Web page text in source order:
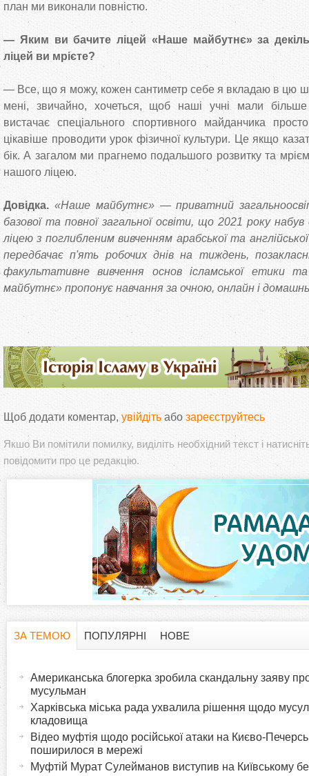
план ми виконали повністю.
— Яким ви бачите ліцей «Наше майбутнє» за
ліцей ви мрієте?
— Все, що я можу, кожен сантиметр себе я вкладаю в цю
мені, звичайно, хочеться, щоб наші учні мали
вистачає спеціального спортивного майданчика
цікавіше проводити урок фізичної культури. Це якщо
бік. А загалом ми прагнемо подальшого розвитку та
нашого ліцею.
Довідка. «Наше майбутнє» — приватний
базової та повної загальної освіти, що 2021 року
ліцею з поглибленим вивченням арабської та
передбачає п'ять робочих днів на тиждень,
факультативне вивчення основ ісламської етики
майбутнє» пропонує навчання за очною, онлайн і
Щоб додати коментар, увійдіть абозареєструйтесь
Якшо Ви помітили помилку, виділіть необхідний текст і
повідомити про це редакцію.
ЗА ТЕМОЮ
ПОПУЛЯРНІ НОВЕ
Американська блогерка зробила скандальну заяву
мусульман
Харківська міська рада ухвалила рішення щодо
кладовища
Відео муфтія щодо російської атаки на Києво-
поширилося в мережі
Муфтій Мурат Сулейманов виступив на Київському